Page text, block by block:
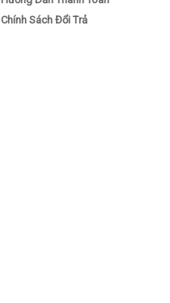
Chính Sách Đổi Trả